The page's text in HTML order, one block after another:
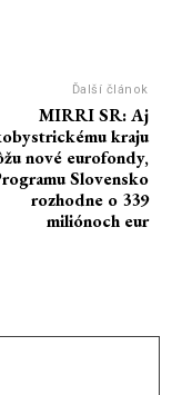
Ďalší článok
MIRRI SR: Aj
kraju
nové eurofondy,
Slovensko
rozhodne o 339
miliónoch eur